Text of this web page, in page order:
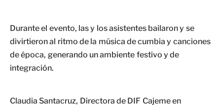
Durante el evento, las y los asistentes bailaron y se
divirtieron al ritmo de la música de cumbia y canciones
de época, generando un ambiente festivo y de
integración.
Claudia Santacruz, Directora de DIF Cajeme en